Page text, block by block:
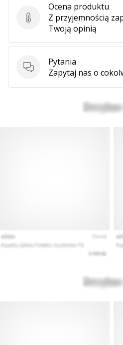
Ocena produktu
Ocena produktu
Z przyjemnością
Twoją opinią
Pytania
Pytania
Zapytaj nas o